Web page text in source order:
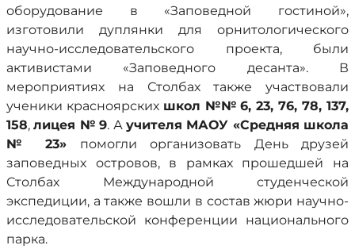
оборудование в «Заповедной гостиной»,
изготовили дуплянки для орнитологического
научно-исследовательского проекта, были
активистами «Заповедного десанта». В
мероприятиях на Столбах также участвовали
ученики красноярских школ №№ 6, 23, 76, 78, 137,
158,лицея № 9. Аучителя МАОУ «Средняя школа
№ 23» помогли организовать День друзей
заповедных островов, в рамках прошедшей на
Столбах Международной студенческой
экспедиции, а также вошли в состав жюри научно-
исследовательской конференции национального
парка.